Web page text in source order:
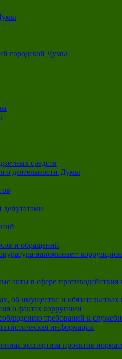
городской Думы
средств
о деятельности Думы
депутатами
и обращений
напоминает:
акты в сфере противодействия
об имуществе и
о фактах коррупции
требований к
информация
экспертиза проектов